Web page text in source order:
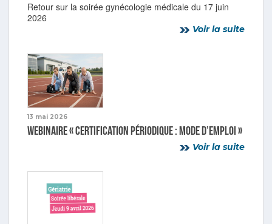
Retour sur la soirée gynécologie médicale du 17 juin
2026
Voir la suite
13 mai 2026
Webinaire « Certification périodique : mode d’emploi »
Voir la suite